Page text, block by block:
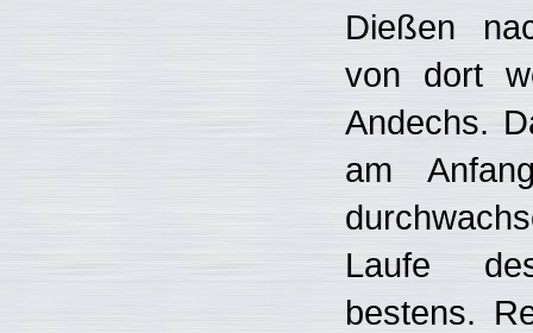
Dießen
von dort
Andechs.
am
Laufe
bestens.